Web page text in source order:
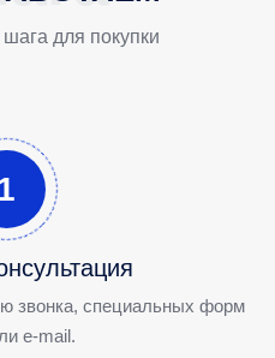
для покупки
звонка, специальных форм
e-mail.